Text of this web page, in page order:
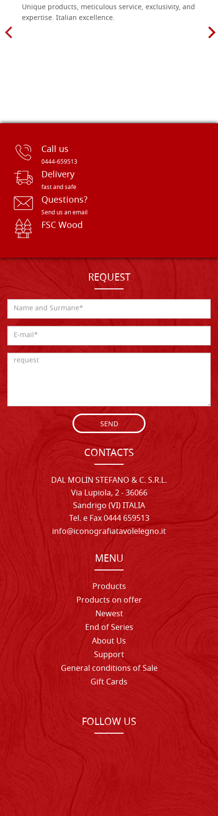
Unique products, meticulous service, exclusivity, and
expertise. Italian excellence.
Call us
0444-659513
Delivery
fast and safe
Questions?
Send us an email
FSC Wood
REQUEST
SEND
CONTACTS
DAL MOLIN STEFANO & C. S.R.L.
Via Lupiola, 2 - 36066
Sandrigo (VI) ITALIA
Tel. e Fax 0444 659513
info@iconografiatavolelegno.it
MENU
Products
Products on offer
Newest
End of Series
About Us
Support
General conditions of Sale
Gift Cards
FOLLOW US